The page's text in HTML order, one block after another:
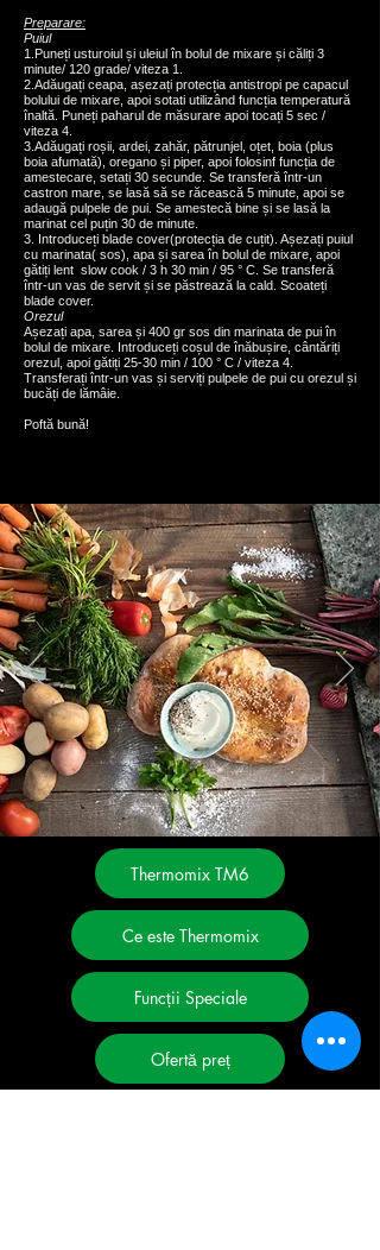
Thermomix TM6
Ce este Thermomix
Funcții Speciale
Ofertă preț
Preparare:
Puiul
1.Puneți usturoiul și uleiul în bolul de mixare și căliți 3
minute/ 120 grade/ viteza 1.
2.Adăugați ceapa, așezați protecția antistropi pe capacul
bolului de mixare, apoi sotati utilizând funcția temperatură
înaltă. Puneți paharul de măsurare apoi tocați 5 sec /
viteza 4.
3.Adăugați roșii, ardei, zahăr, pătrunjel, oțet, boia (plus
boia afumată), oregano și piper, apoi folosinf funcția de
amestecare, setați 30 secunde. Se transferă într-un
castron mare, se lasă să se răcească 5 minute, apoi se
adaugă pulpele de pui. Se amestecă bine și se lasă la
marinat cel puțin 30 de minute.
3. Introduceți blade cover(protecția de cuțit). Așezați puiul
cu marinata( sos), apa și sarea în bolul de mixare, apoi
gătiți lent slow cook / 3 h 30 min / 95 ° C. Se transferă
într-un vas de servit și se păstrează la cald. Scoateți
blade cover.
Orezul
Așezați apa, sarea și 400 gr sos din marinata de pui în
bolul de mixare. Introduceți coșul de înăbușire, cântăriți
orezul, apoi gătiți 25-30 min / 100 ° C / viteza 4.
Transferați într-un vas și serviți pulpele de pui cu orezul și
bucăți de lămâie.
Poftă bună!